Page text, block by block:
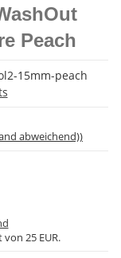
Peach
15mm-peach
abweichend))
25 EUR.